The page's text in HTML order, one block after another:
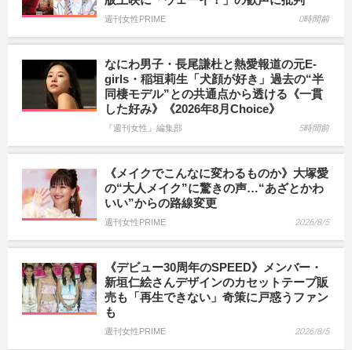
週刊女性PRIME 0時間前
なにわ男子・長尾謙杜と熱愛報道の元E-
girls・稲垣莉生「犬顔が好き」過去の“半
同棲モデル”との共通点から透ける《一貫
した好み》《2026年8月Choice》
『週刊女性』編集部 5時間前
《メイクでこんなに変わるものか》大塚愛
の“大人メイク”に驚きの声…“あざとかわ
いい”からの路線変更
週刊女性PRIME 2026/8/5
《デビュー30周年のSPEED》メンバー・
新垣仁絵さんデザインのカセットテープ販
売も「再生できない」奇策に戸惑うファン
も
週刊女性PRIME 2026/8/5